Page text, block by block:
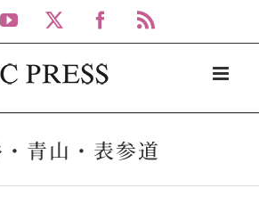
YouTube Facebook
青山・表参道